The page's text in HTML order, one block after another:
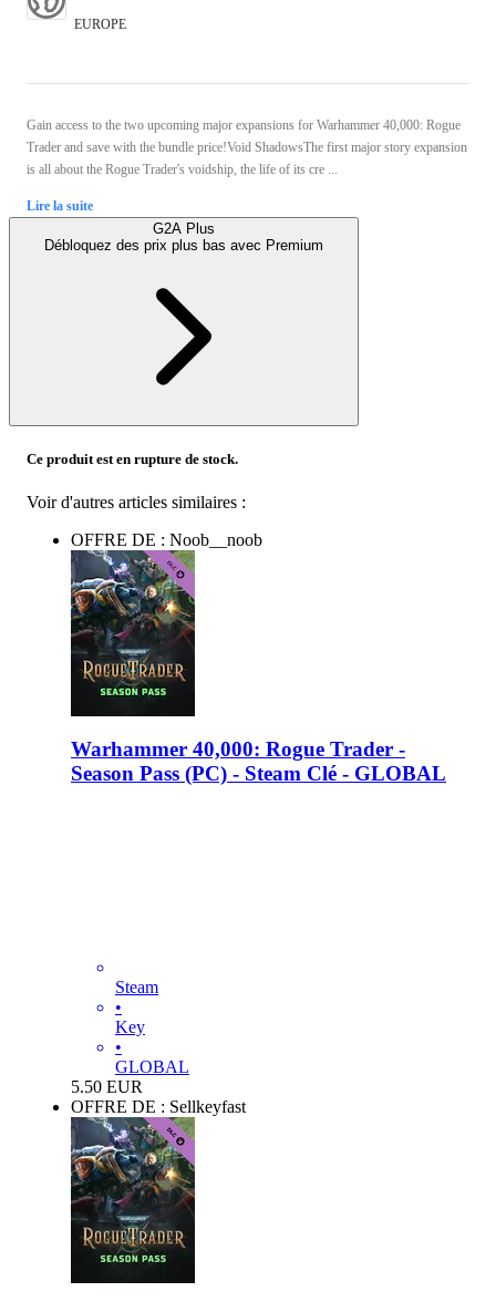
EUROPE
Gain access to the two upcoming major expansions for Warhammer 40,000: Rogue
Trader and save with the bundle price!Void ShadowsThe first major story expansion
is all about the Rogue Trader's voidship, the life of its cre ...
Lire la suite
G2A Plus
Débloquez des prix plus bas avec Premium
Ce produit est en rupture de stock.
Voir d'autres articles similaires :
OFFRE DE : Noob__noob
Warhammer 40,000: Rogue Trader -
Season Pass (PC) - Steam Clé - GLOBAL
Steam
•
Key
•
GLOBAL
5.50 EUR
OFFRE DE : Sellkeyfast